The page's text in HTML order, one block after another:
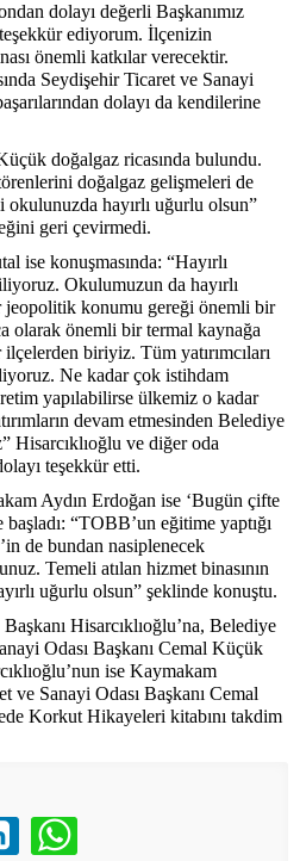
dolayı değerli Başkanımız
ediyorum. İlçenizin
önemli katkılar verecektir.
Seydişehir Ticaret ve Sanayi
dolayı da kendilerine
doğalgaz ricasında bulundu.
doğalgaz gelişmeleri de
hayırlı uğurlu olsun”
geri çevirmedi.
ise konuşmasında: “Hayırlı
Okulumuzun da hayırlı
jeopolitik konumu gereği önemli bir
olarak önemli bir termal kaynağa
biriyiz. Tüm yatırımcıları
Ne kadar çok istihdam
yapılabilirse ülkemiz o kadar
devam etmesinden Belediye
Hisarcıklıoğlu ve diğer oda
teşekkür etti.
Aydın Erdoğan ise ‘Bugün çifte
“TOBB’un eğitime yaptığı
de bundan nasiplenecek
Temeli atılan hizmet binasının
uğurlu olsun” şeklinde konuştu.
Hisarcıklıoğlu’na, Belediye
Odası Başkanı Cemal Küçük
ise Kaymakam
ve Sanayi Odası Başkanı Cemal
Korkut Hikayeleri kitabını takdim